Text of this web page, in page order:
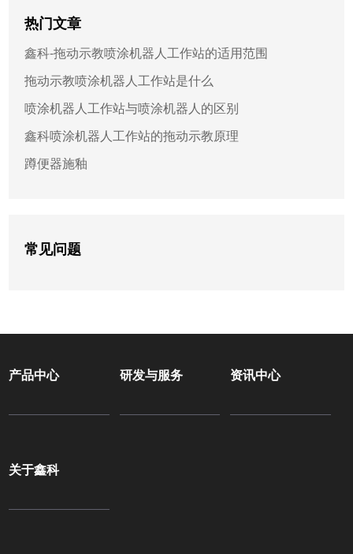
热门文章
鑫科-拖动示教喷涂机器人工作站的适用范围
拖动示教喷涂机器人工作站是什么
喷涂机器人工作站与喷涂机器人的区别
鑫科喷涂机器人工作站的拖动示教原理
蹲便器施釉
常见问题
产品中心 研发与服务 资讯中心
关于鑫科